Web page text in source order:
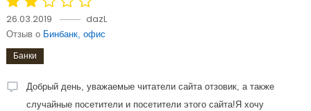
26.03.2019 dazL
Отзыв о Бинбанк, офис
Банки
Добрый день, уважаемые читатели сайта отзовик, а также
случайные посетители и посетители этого сайта!Я хочу